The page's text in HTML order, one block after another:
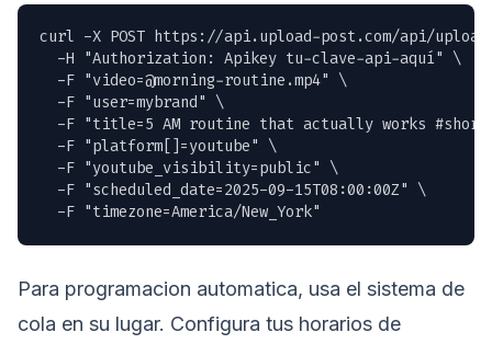
curl -X POST https://api.upload-post.com/api/
  -H "Authorization: Apikey tu-clave-api-aquí" \
  -F "
video=@morning-routine.mp4" \
  -F "user=mybrand" \
-F "title=5 AM routine that actually works
  -F "platform[]=youtube" \
  -F "youtube_visibility=public" \
  -F "scheduled_date=2025-09-15T08:00:00Z" \
  -F "timezone=America/New_York"
Para programacion automatica, usa el sistema de
cola en su lugar. Configura tus horarios de